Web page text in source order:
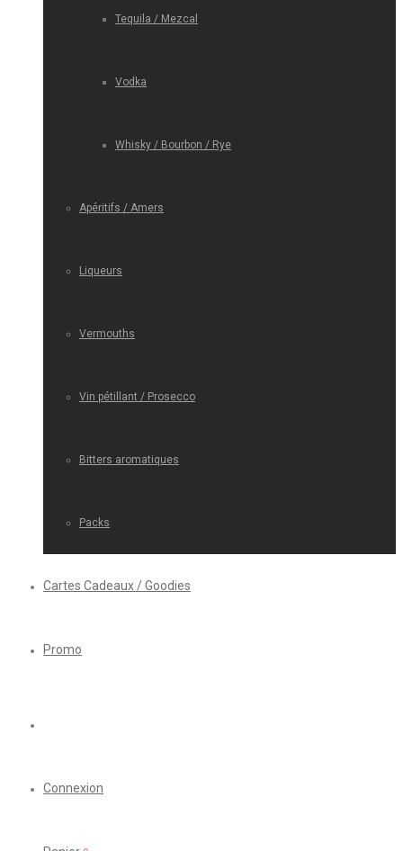
Tequila / Mezcal
Vodka
Whisky / Bourbon / Rye
Apéritifs / Amers
Liqueurs
Vermouths
Vin pétillant / Prosecco
Bitters aromatiques
Packs
Cartes Cadeaux / Goodies
Promo
Connexion